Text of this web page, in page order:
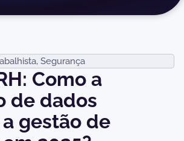
, Segurança
Como a
de dados
gestão de